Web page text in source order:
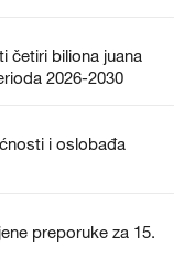
četiri biliona juana
2026-2030
i oslobađa
preporuke za 15.